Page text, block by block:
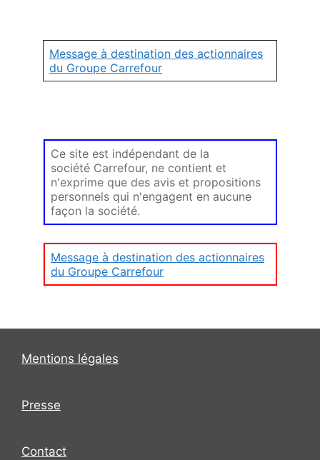
Message à destination des actionnaires
du Groupe Carrefour
Ce site est indépendant de la
société Carrefour, ne contient et
n'exprime que des avis et propositions
personnels qui n'engagent en aucune
façon la société.
Message à destination des actionnaires
du Groupe Carrefour
Mentions légales
Presse
Contact